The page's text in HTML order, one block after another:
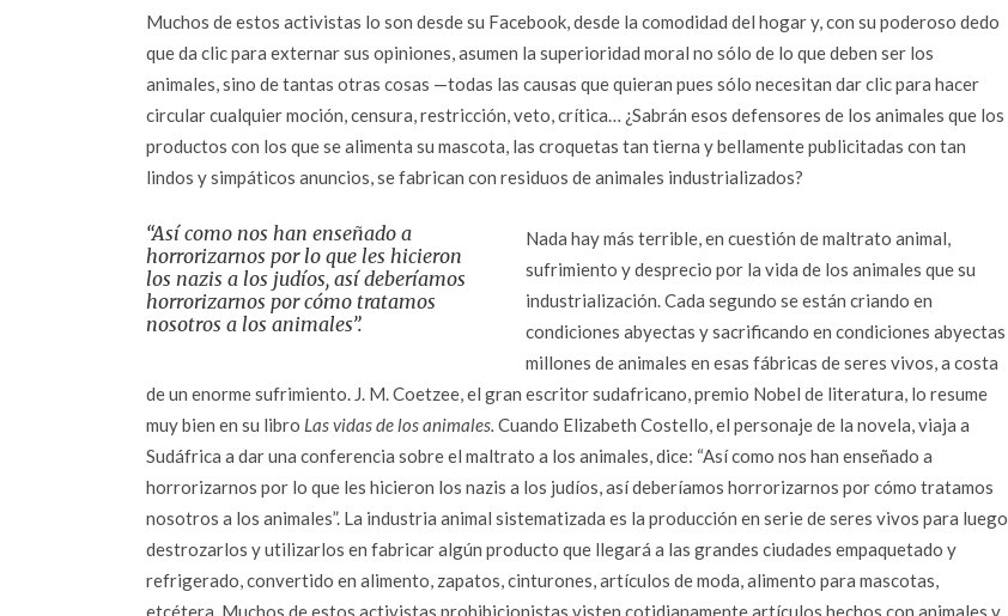
Muchos de estos activistas lo son desde su Facebook, desde la comodidad del hogar y, con su poderoso dedo
que da clic para externar sus opiniones, asumen la superioridad moral no sólo de lo que deben ser los
animales, sino de tantas otras cosas —todas las causas que quieran pues sólo necesitan dar clic para hacer
circular cualquier moción, censura, restricción, veto, crítica… ¿Sabrán esos defensores de los animales que los
productos con los que se alimenta su mascota, las croquetas tan tierna y bellamente publicitadas con tan
lindos y simpáticos anuncios, se fabrican con residuos de animales industrializados?
“Así como nos han enseñado a
horrorizarnos por lo que les hicieron
los nazis a los judíos, así deberíamos
horrorizarnos por cómo tratamos
nosotros a los animales”.
Nada hay más terrible, en cuestión de maltrato animal,
sufrimiento y desprecio por la vida de los animales que su
industrialización. Cada segundo se están criando en
condiciones abyectas y sacrificando en condiciones abyectas
millones de animales en esas fábricas de seres vivos, a costa
de un enorme sufrimiento. J. M. Coetzee, el gran escritor sudafricano, premio Nobel de literatura, lo resume
muy bien en su libro Las vidas de los animales. Cuando Elizabeth Costello, el personaje de la novela, viaja a
Sudáfrica a dar una conferencia sobre el maltrato a los animales, dice: “Así como nos han enseñado a
horrorizarnos por lo que les hicieron los nazis a los judíos, así deberíamos horrorizarnos por cómo tratamos
nosotros a los animales”. La industria animal sistematizada es la producción en serie de seres vivos para luego
destrozarlos y utilizarlos en fabricar algún producto que llegará a las grandes ciudades empaquetado y
refrigerado, convertido en alimento, zapatos, cinturones, artículos de moda, alimento para mascotas,
etcétera. Muchos de estos activistas prohibicionistas visten cotidianamente artículos hechos con animales y